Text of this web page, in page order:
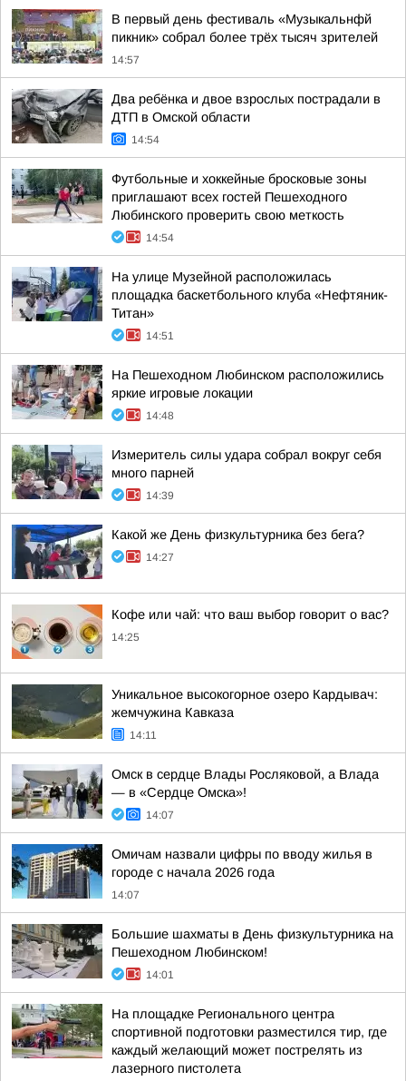
В первый день фестиваль «Музыкальнфй
пикник» собрал более трёх тысяч зрителей
14:57
Два ребёнка и двое взрослых пострадали в
ДТП в Омской области
14:54
Футбольные и хоккейные бросковые зоны
приглашают всех гостей Пешеходного
Любинского проверить свою меткость
14:54
На улице Музейной расположилась
площадка баскетбольного клуба «Нефтяник-
Титан»
14:51
На Пешеходном Любинском расположились
яркие игровые локации
14:48
Измеритель силы удара собрал вокруг себя
много парней
14:39
Какой же День физкультурника без бега?
14:27
Кофе или чай: что ваш выбор говорит о вас?
14:25
Уникальное высокогорное озеро Кардывач:
жемчужина Кавказа
14:11
Омск в сердце Влады Росляковой, а Влада
— в «Сердце Омска»!
14:07
Омичам назвали цифры по вводу жилья в
городе с начала 2026 года
14:07
Большие шахматы в День физкультурника на
Пешеходном Любинском!
14:01
На площадке Регионального центра
спортивной подготовки разместился тир, где
каждый желающий может пострелять из
лазерного пистолета